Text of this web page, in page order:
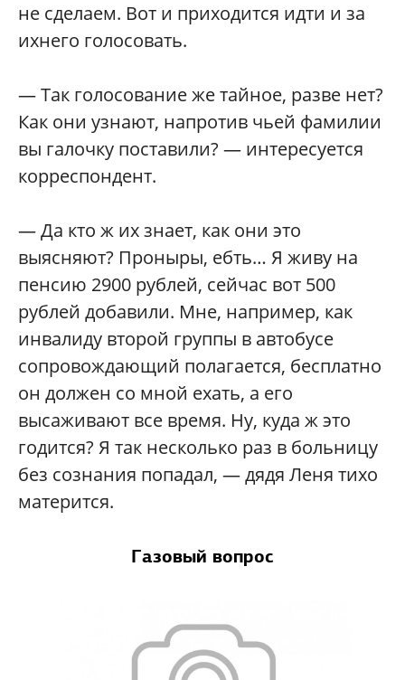
не сделаем. Вот и приходится идти и за
ихнего голосовать.
— Так голосование же тайное, разве нет?
Как они узнают, напротив чьей фамилии
вы галочку поставили? — интересуется
корреспондент.
— Да кто ж их знает, как они это
выясняют? Проныры, ебть… Я живу на
пенсию 2900 рублей, сейчас вот 500
рублей добавили. Мне, например, как
инвалиду второй группы в автобусе
сопровождающий полагается, бесплатно
он должен со мной ехать, а его
высаживают все время. Ну, куда ж это
годится? Я так несколько раз в больницу
без сознания попадал, — дядя Леня тихо
матерится.
Газовый вопрос